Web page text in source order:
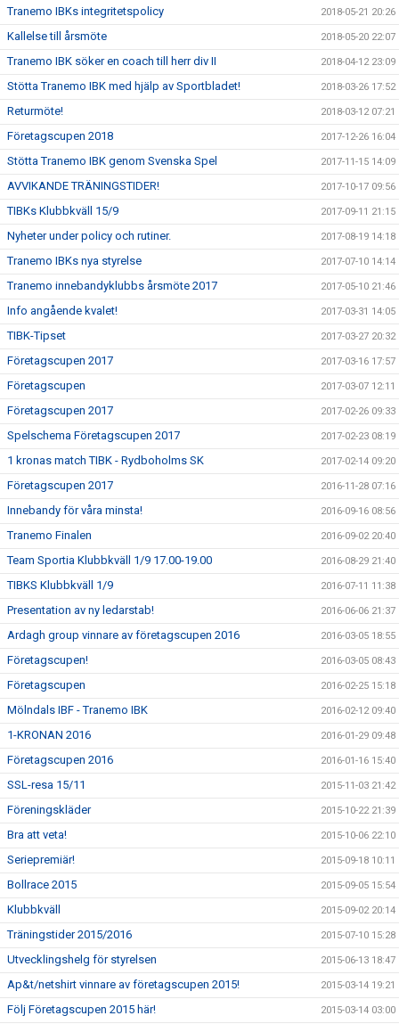
Tranemo IBKs integritetspolicy 2018-05-21 20:26
Kallelse till årsmöte 2018-05-20 22:07
Tranemo IBK söker en coach till herr div II 2018-04-12 23:09
Stötta Tranemo IBK med hjälp av Sportbladet! 2018-03-26 17:52
Returmöte! 2018-03-12 07:21
Företagscupen 2018 2017-12-26 16:04
Stötta Tranemo IBK genom Svenska Spel 2017-11-15 14:09
AVVIKANDE TRÄNINGSTIDER! 2017-10-17 09:56
TIBKs Klubbkväll 15/9 2017-09-11 21:15
Nyheter under policy och rutiner. 2017-08-19 14:18
Tranemo IBKs nya styrelse 2017-07-10 14:14
Tranemo innebandyklubbs årsmöte 2017 2017-05-10 21:46
Info angående kvalet! 2017-03-31 14:05
TIBK-Tipset 2017-03-27 20:32
Företagscupen 2017 2017-03-16 17:57
Företagscupen 2017-03-07 12:11
Företagscupen 2017 2017-02-26 09:33
Spelschema Företagscupen 2017 2017-02-23 08:19
1 kronas match TIBK - Rydboholms SK 2017-02-14 09:20
Företagscupen 2017 2016-11-28 07:16
Innebandy för våra minsta! 2016-09-16 08:56
Tranemo Finalen 2016-09-02 20:40
Team Sportia Klubbkväll 1/9 17.00-19.00 2016-08-29 21:40
TIBKS Klubbkväll 1/9 2016-07-11 11:38
Presentation av ny ledarstab! 2016-06-06 21:37
Ardagh group vinnare av företagscupen 2016 2016-03-05 18:55
Företagscupen! 2016-03-05 08:43
Företagscupen 2016-02-25 15:18
Mölndals IBF - Tranemo IBK 2016-02-12 09:40
1-KRONAN 2016 2016-01-29 09:48
Företagscupen 2016 2016-01-16 15:40
SSL-resa 15/11 2015-11-03 21:42
Föreningskläder 2015-10-22 21:39
Bra att veta! 2015-10-06 22:10
Seriepremiär! 2015-09-18 10:11
Bollrace 2015 2015-09-05 15:54
Klubbkväll 2015-09-02 20:14
Träningstider 2015/2016 2015-07-10 15:28
Utvecklingshelg för styrelsen 2015-06-13 18:47
Ap&t/netshirt vinnare av företagscupen 2015! 2015-03-14 19:21
Följ Företagscupen 2015 här! 2015-03-14 03:00